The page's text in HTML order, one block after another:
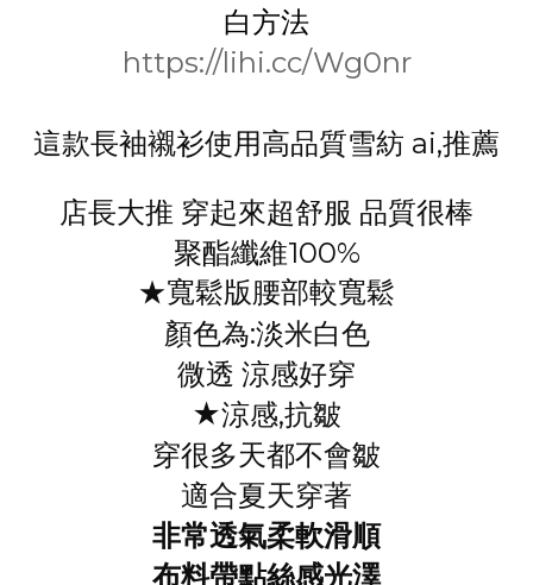
白方法
https://lihi.cc/Wg0nr
這款長袖襯衫使用高品質雪紡 ai,推薦
店長大推 穿起來超舒服 品質很棒
聚酯纖維100%
★寬鬆版腰部較寬鬆
顏色為:淡米白色
微透 涼感好穿
★涼感,抗皺
穿很多天都不會皺
適合夏天穿著
非常透氣柔軟滑順
布料帶點絲感光澤